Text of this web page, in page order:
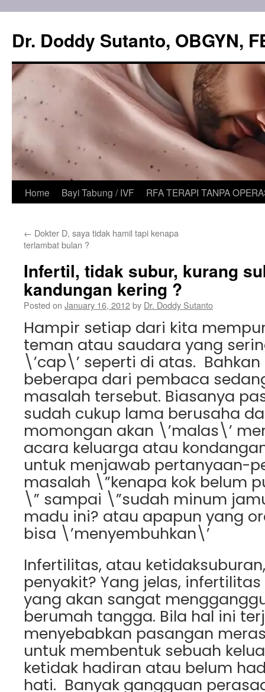
content
Dr. Doddy Sutanto, OBGYN,
Home Bayi Tabung / IVF RFA TERAPI TANPA
← Dokter D, saya tidak hamil tapi kenapa
terlambat bulan ?
Infertil, tidak subur, kurang
kandungan kering ?
Posted on January 16, 2012by Dr. Doddy Sutanto
Hampir setiap dari kita
teman atau saudara yang
\’cap\’ seperti di atas.
beberapa dari pembaca
masalah tersebut. Biasanya
sudah cukup lama berusaha
momongan akan \’malas\’
acara keluarga atau
untuk menjawab pertanyaan-
masalah \”kenapa kok belum
\” sampai \”sudah minum
madu ini? atau apapun yang
bisa \’menyembuhkan\’
Infertilitas, atau
penyakit? Yang jelas,
yang akan sangat
berumah tangga. Bila hal ini
menyebabkan pasangan
untuk membentuk sebuah
ketidak hadiran atau belum
hati. Banyak gangguan